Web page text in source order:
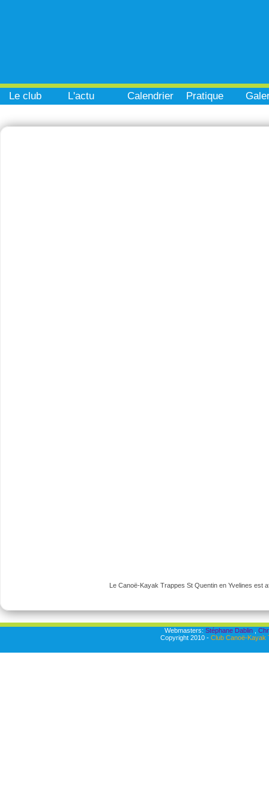
Le club L'actu Calendrier Pratique
Le Canoë-Kayak Trappes St Quentin en Yvelines est
Webmasters: Stéphane Dablin,
Copyright 2010 - Club Canoë-Kayak